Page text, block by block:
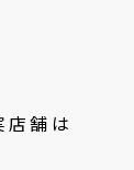
店舗は